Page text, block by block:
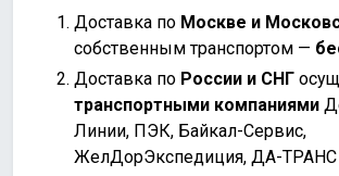
Доставка по Москве и
собственным транспортом —
Доставка по России и СНГ
транспортными компаниями
Линии, ПЭК, Байкал-Сервис,
ЖелДорЭкспедиция, ДА-